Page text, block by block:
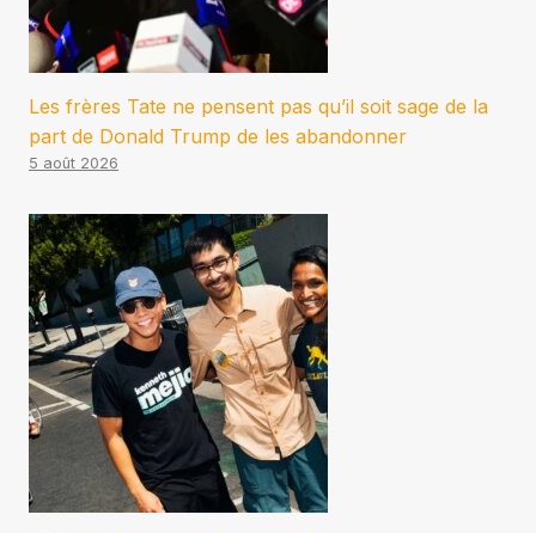
Les frères Tate ne pensent pas qu’il soit sage de la
part de Donald Trump de les abandonner
5 août 2026